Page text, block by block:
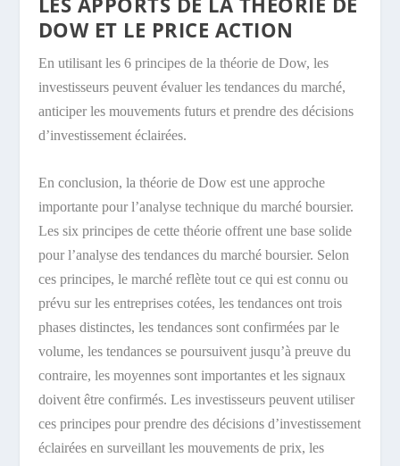
DOW ET LE PRICE ACTION
En utilisant les 6 principes de la théorie de Dow, les
investisseurs peuvent évaluer les tendances du marché,
anticiper les mouvements futurs et prendre des décisions
d’investissement éclairées.
En conclusion, la théorie de Dow est une approche
importante pour l’analyse technique du marché boursier.
Les six principes de cette théorie offrent une base solide
pour l’analyse des tendances du marché boursier. Selon
ces principes, le marché reflète tout ce qui est connu ou
prévu sur les entreprises cotées, les tendances ont trois
phases distinctes, les tendances sont confirmées par le
volume, les tendances se poursuivent jusqu’à preuve du
contraire, les moyennes sont importantes et les signaux
doivent être confirmés. Les investisseurs peuvent utiliser
ces principes pour prendre des décisions d’investissement
éclairées en surveillant les mouvements de prix, les